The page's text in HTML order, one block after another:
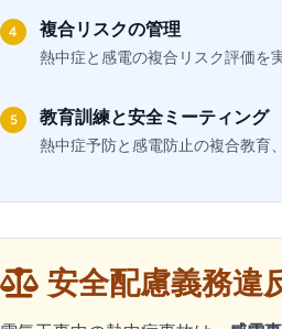
4 複合リスクの管理
熱中症と感電の複合リスク評価を
5 教育訓練と安全ミーティング
熱中症予防と感電防止の複合教育
安全配慮義務違